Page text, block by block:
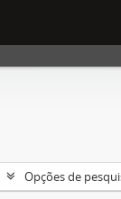
Opções de